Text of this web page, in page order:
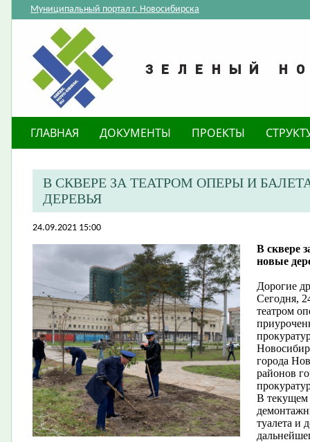
Муниципальный портал г. Новосибирска
ГЛАВНАЯ ДОКУМЕНТЫ ПРОЕКТЫ
В СКВЕРЕ ЗА ТЕАТРОМ ОПЕРЫ И
ДЕРЕВЬЯ
24.09.2021 15:00
В сквере
новые
​Дорогие
Сегодня,
театром
города
районов
В текущем
туалета и